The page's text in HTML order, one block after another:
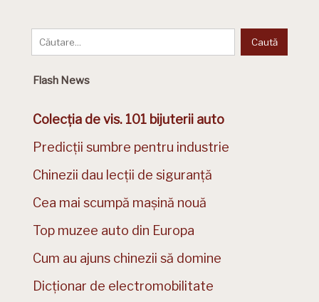
Flash News
Colecția de vis. 101 bijuterii auto
Predicții sumbre pentru industrie
Chinezii dau lecții de siguranță
Cea mai scumpă mașină nouă
Top muzee auto din Europa
Cum au ajuns chinezii să domine
Dicționar de electromobilitate